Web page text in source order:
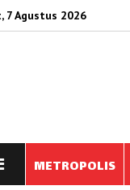
7 Agustus 2026
METROPOLIS